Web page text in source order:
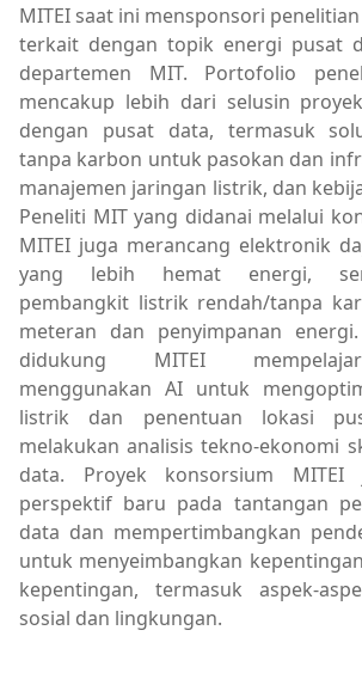
MITEI saat ini mensponsori
terkait dengan topik energi pusat
departemen MIT. Portofolio
mencakup lebih dari selusin
dengan pusat data, termasuk
tanpa karbon untuk pasokan dan
manajemen jaringan listrik, dan
Peneliti MIT yang didanai melalui
MITEI juga merancang elektronik
yang lebih hemat energi,
pembangkit listrik rendah/tanpa
meteran dan penyimpanan
didukung MITEI
menggunakan AI untuk
listrik dan penentuan lokasi
melakukan analisis tekno-ekonomi
data. Proyek konsorsium MITEI
perspektif baru pada tantangan
data dan mempertimbangkan
untuk menyeimbangkan
kepentingan, termasuk aspek-
sosial dan lingkungan.